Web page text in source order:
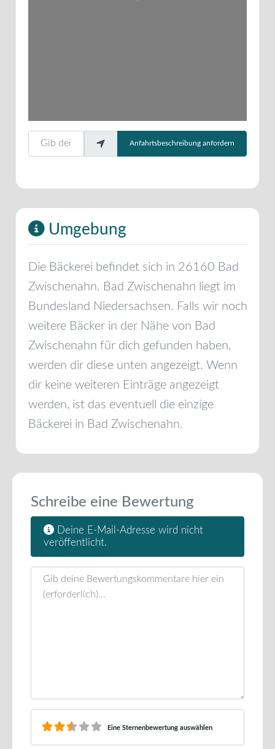
Gib deinen Standort ein.
Anfahrtsbeschreibung anfordern
Umgebung
Die Bäckerei befindet sich in 26160 Bad
Zwischenahn. Bad Zwischenahn liegt im
Bundesland Niedersachsen. Falls wir noch
weitere Bäcker in der Nähe von Bad
Zwischenahn für dich gefunden haben,
werden dir diese unten angezeigt. Wenn
dir keine weiteren Einträge angezeigt
werden, ist das eventuell die einzige
Bäckerei in Bad Zwischenahn.
Schreibe eine Bewertung
Deine E-Mail-Adresse wird nicht
veröffentlicht.
Rezensionstext
Eine Sternenbewertung auswählen